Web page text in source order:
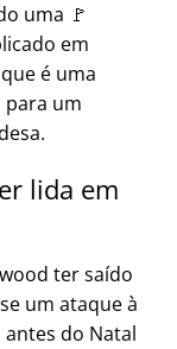
uma 🚩
em
é uma
para um
lida em
ter saído
um ataque à
do Natal